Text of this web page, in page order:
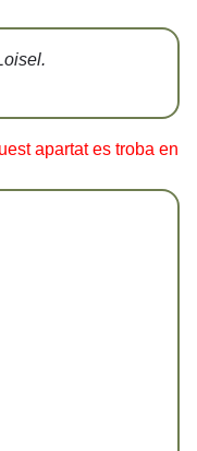
apartat es troba en